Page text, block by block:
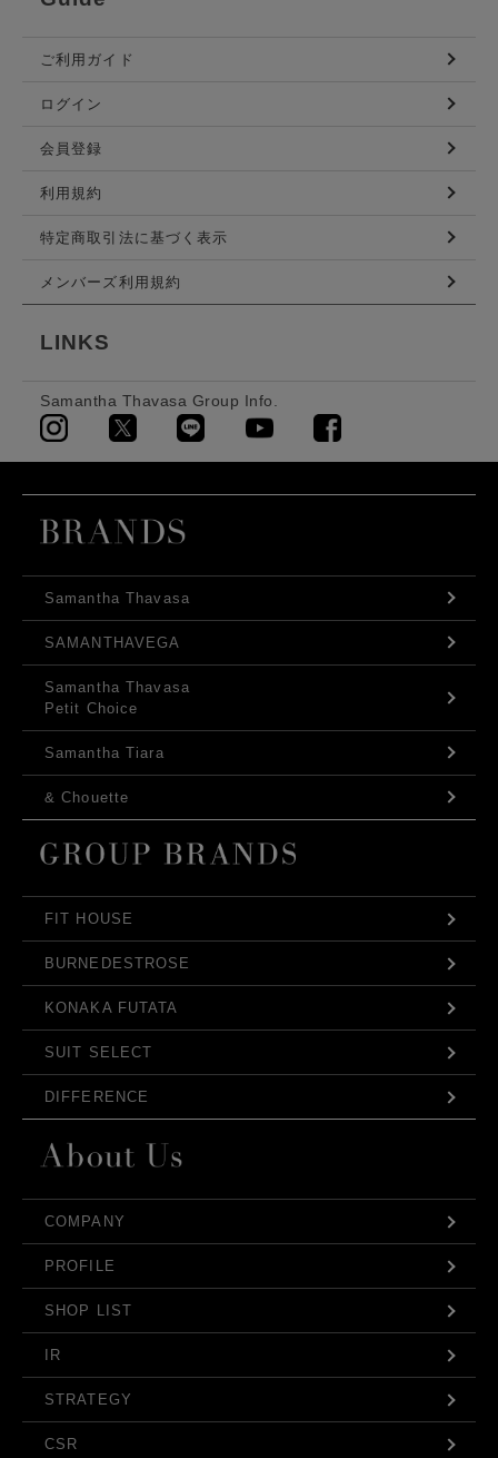
ご利用ガイド
ログイン
会員登録
利用規約
特定商取引法に基づく表示
メンバーズ利用規約
LINKS
Samantha Thavasa Group Info.
Samantha Thavasa
SAMANTHAVEGA
Samantha Thavasa
Petit Choice
Samantha Tiara
& Chouette
FIT HOUSE
BURNEDESTROSE
KONAKA FUTATA
SUIT SELECT
DIFFERENCE
COMPANY
PROFILE
SHOP LIST
IR
STRATEGY
CSR